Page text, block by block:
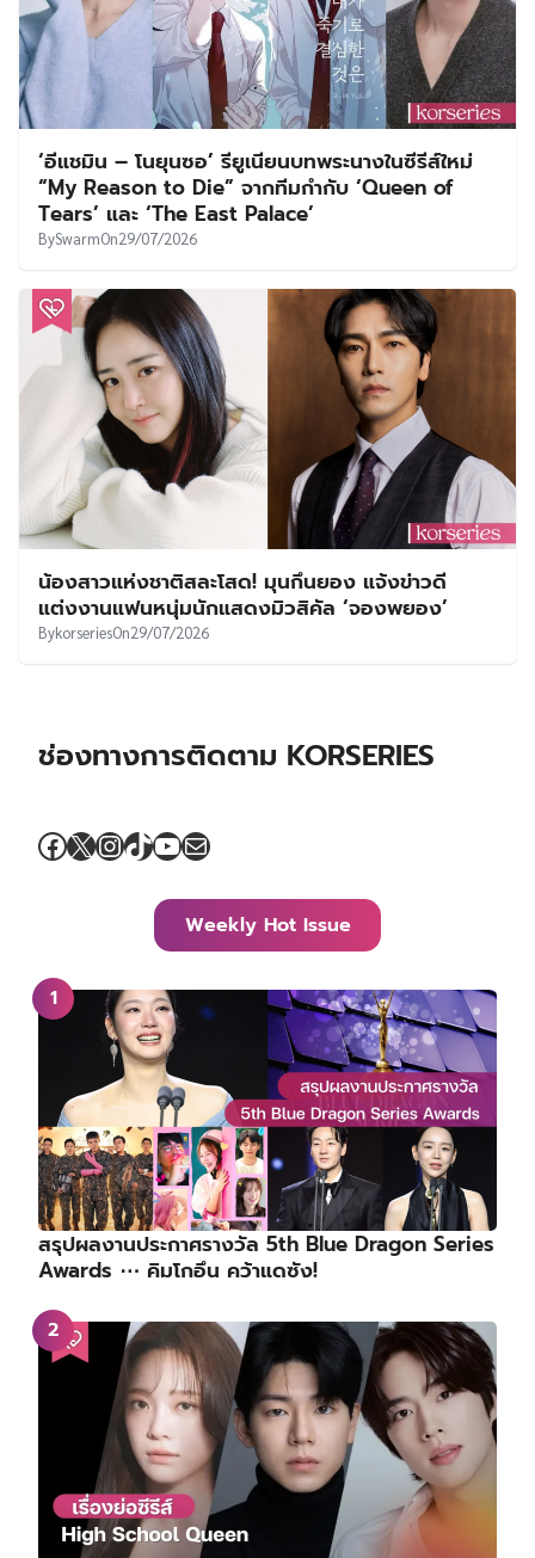
‘อีแชมิน – โนยุนซอ’ รียูเนียนบทพระนางในซีรีส์ใหม่
“My Reason to Die” จากทีมกำกับ ‘Queen of
Tears’ และ ‘The East Palace’
BySwarmOn29/07/2026
น้องสาวแห่งชาติสละโสด! มุนกึนยอง แจ้งข่าวดี
แต่งงานแฟนหนุ่มนักแสดงมิวสิคัล ‘จองพยอง’
BykorseriesOn29/07/2026
ช่องทางการติดตาม KORSERIES
Facebook
X Instagram
TikTok
YouTube
Mail
Weekly Hot Issue
สรุปผลงานประกาศรางวัล 5th Blue Dragon Series
Awards ⋯ คิมโกอึน คว้าแดซัง!